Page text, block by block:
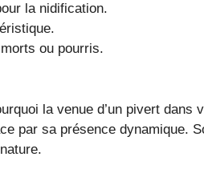
la nidification.
ou pourris.
la venue d’un pivert
par sa présence dynamique.